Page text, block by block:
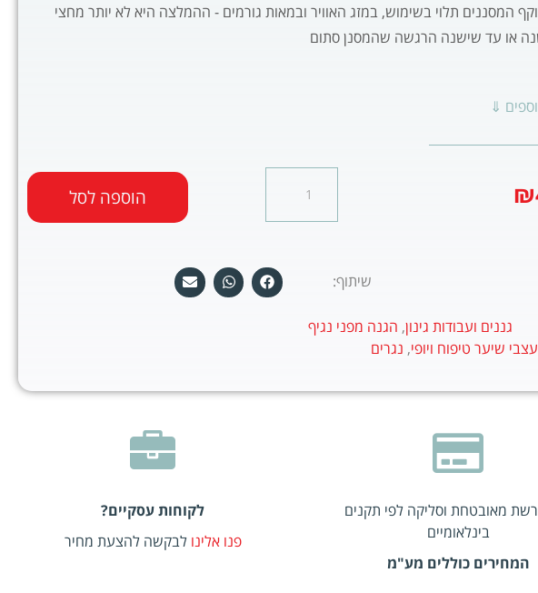
המסננים תלוי בשימוש, במזג האוויר ובמאות גורמים - ההמלצה היא לא יותר מחצי
או עד שישנה הרגשה שהמסנן סתום
⇓
הוספה לסל ₪
שיתוף:
גננים ועבודות גינון, הגנה מפני נגיף
שיער טיפוח ויופי, נגרים
רשת מאובטחת וסליקה לפי תקנים
בינלאומיים
המחירים כוללים מע"מ
לקוחות עסקיים?
פנו אלינו לבקשה להצעת מחיר